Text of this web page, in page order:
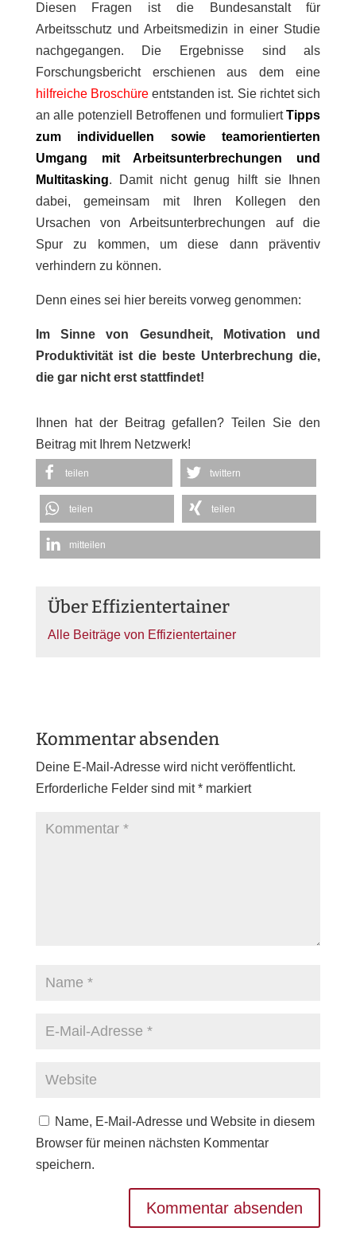
Diesen Fragen ist die Bundesanstalt für
Arbeitsschutz und Arbeitsmedizin in einer Studie
nachgegangen. Die Ergebnisse sind als
Forschungsbericht erschienen aus dem eine
hilfreiche Broschüre entstanden ist. Sie richtet sich
an alle potenziell Betroffenen und formuliertTipps
zum individuellen sowie teamorientierten
Umgang mit Arbeitsunterbrechungen und
Multitasking. Damit nicht genug hilft sie Ihnen
dabei, gemeinsam mit Ihren Kollegen den
Ursachen von Arbeitsunterbrechungen auf die
Spur zu kommen, um diese dann präventiv
verhindern zu können.
Denn eines sei hier bereits vorweg genommen:
Im Sinne von Gesundheit, Motivation und
Produktivität ist die beste Unterbrechung die,
die gar nicht erst stattfindet!
Ihnen hat der Beitrag gefallen? Teilen Sie den
Beitrag mit Ihrem Netzwerk!
teilen twittern
teilen teilen
mitteilen
Über Effizientertainer
Alle Beiträge von Effizientertainer
Kommentar absenden
Deine E-Mail-Adresse wird nicht veröffentlicht.
Erforderliche Felder sind mit*markiert
Name, E-Mail-Adresse und Website in diesem
Browser für meinen nächsten Kommentar
speichern.